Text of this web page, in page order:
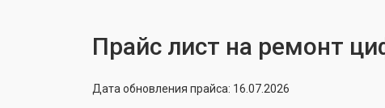
Прайс лист на ремонт
Дата обновления прайса: 16.07.2026